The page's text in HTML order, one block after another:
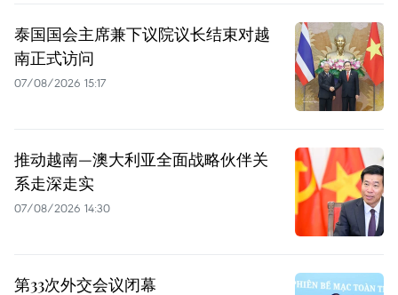
泰国国会主席兼下议院议长结束对越
南正式访问
07/08/2026 15:17
推动越南—澳大利亚全面战略伙伴关
系走深走实
07/08/2026 14:30
第33次外交会议闭幕